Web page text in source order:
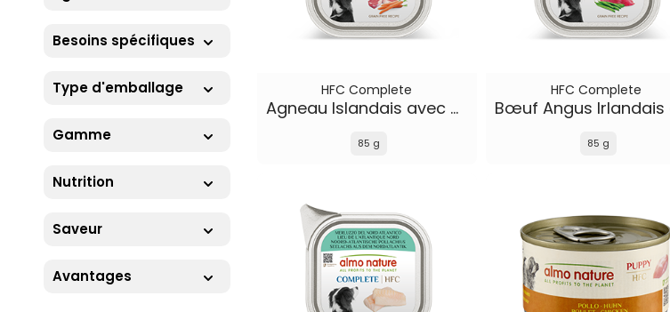
Besoins spécifiques
Type d'emballage
Gamme
Nutrition
Saveur
Avantages
HFC Complete
Agneau Islandais avec Carottes
85 g
HFC Complete
85 g